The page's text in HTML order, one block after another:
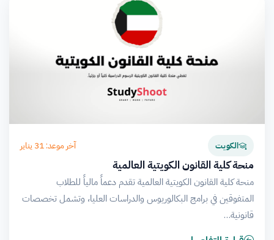
الكويت آخر موعد: 31 يناير
منحة كلية القانون الكويتية العالمية
منحة كلية القانون الكويتية العالمية تقدم دعماً مالياً للطلاب
المتفوقين في برامج البكالوريوس والدراسات العليا، وتشمل تخصصات
قانونية…